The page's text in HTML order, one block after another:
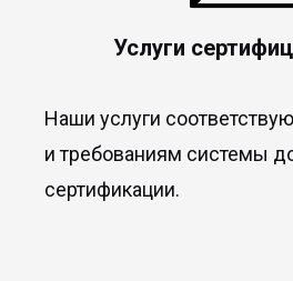
Услуги
Наши услуги
и требованиям системы
сертификации.